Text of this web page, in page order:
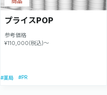
プライスPOP
参考価格
¥110,000(税込)～
#薬局 #PR